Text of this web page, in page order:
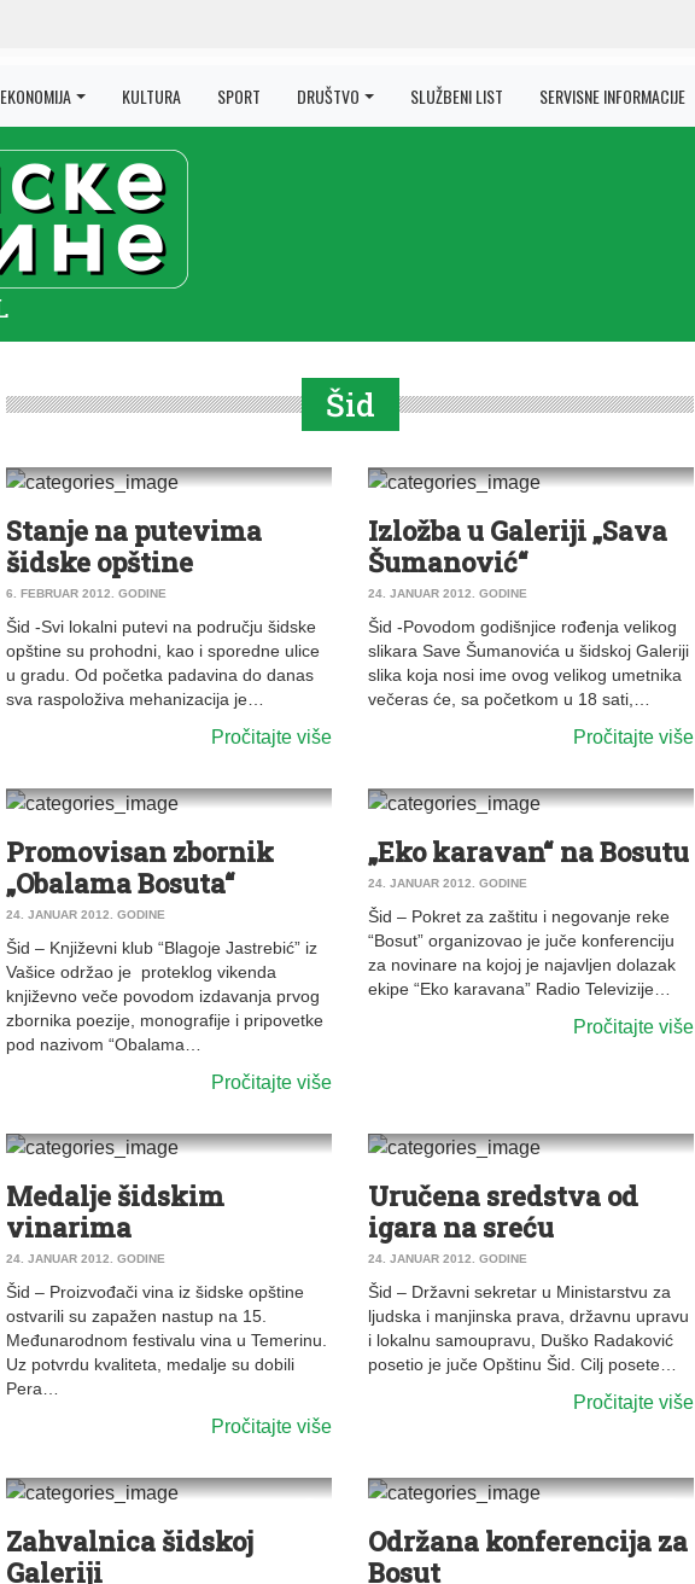
EKONOMIJA KULTURA SPORT DRUŠTVO SLUŽBENI LIST SERVISNE INFORMACIJE
Šid
VESTI|
Stanje na putevima
šidske opštine
6. FEBRUAR 2012. GODINE
Šid -Svi lokalni putevi na području šidske
opštine su prohodni, kao i sporedne ulice
u gradu. Od početka padavina do danas
sva raspoloživa mehanizacija je…
Pročitajte više
VESTI|
Izložba u Galeriji „Sava
Šumanović“
24. JANUAR 2012. GODINE
Šid -Povodom godišnjice rođenja velikog
slikara Save Šumanovića u šidskoj Galeriji
slika koja nosi ime ovog velikog umetnika
večeras će, sa početkom u 18 sati,…
Pročitajte više
VESTI|
Promovisan zbornik
„Obalama Bosuta“
24. JANUAR 2012. GODINE
Šid – Književni klub “Blagoje Jastrebić” iz
Vašice održao je proteklog vikenda
književno veče povodom izdavanja prvog
zbornika poezije, monografije i pripovetke
pod nazivom “Obalama…
Pročitajte više
VESTI|
„Eko karavan“ na Bosutu
24. JANUAR 2012. GODINE
Šid – Pokret za zaštitu i negovanje reke
“Bosut” organizovao je juče konferenciju
za novinare na kojoj je najavljen dolazak
ekipe “Eko karavana” Radio Televizije…
Pročitajte više
VESTI|
Medalje šidskim
vinarima
24. JANUAR 2012. GODINE
Šid – Proizvođači vina iz šidske opštine
ostvarili su zapažen nastup na 15.
Međunarodnom festivalu vina u Temerinu.
Uz potvrdu kvaliteta, medalje su dobili
Pera…
Pročitajte više
VESTI|
Uručena sredstva od
igara na sreću
24. JANUAR 2012. GODINE
Šid – Državni sekretar u Ministarstvu za
ljudska i manjinska prava, državnu upravu
i lokalnu samoupravu, Duško Radaković
posetio je juče Opštinu Šid. Cilj posete…
Pročitajte više
VESTI|
Zahvalnica šidskoj
Galeriji
VESTI|
Održana konferencija za
Bosut